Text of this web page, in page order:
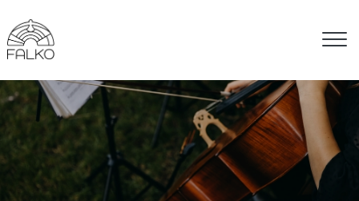
hovedindhold